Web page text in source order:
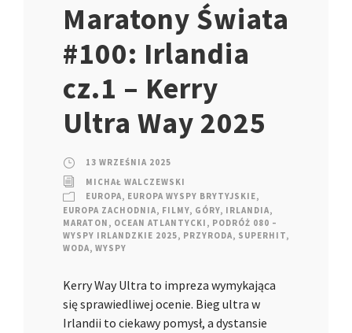
Maratony Świata
#100: Irlandia
cz.1 – Kerry
Ultra Way 2025
13 WRZEŚNIA 2025
MICHAŁ WALCZEWSKI
EUROPA, EUROPA WYSPY BRYTYJSKIE,
EUROPA ZACHODNIA, FILMY, GÓRY, IRLANDIA,
MARATON , OCEAN ATLANTYCKI , PODRÓŻ 080 –
WYSPY IRLANDZKIE 2025, PRZYRODA, SUPERHIT,
WODA, WYSPY
Kerry Way Ultra to impreza wymykająca
się sprawiedliwej ocenie. Bieg ultra w
Irlandii to ciekawy pomysł, a dystansie